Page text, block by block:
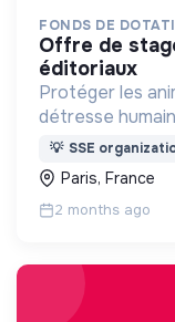
FONDS DE
offre de stage — journalisme / contenus
éditoriaux
Protéger les
détresse
(animaux de
💡 SSE
Paris, France
2 months ago